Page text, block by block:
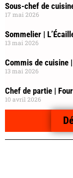
Sous-chef de
17 mai 2026
Sommelier |
13 mai 2026
Commis de cuisine
13 mai 2026
Chef de partie |
10 avril 2026